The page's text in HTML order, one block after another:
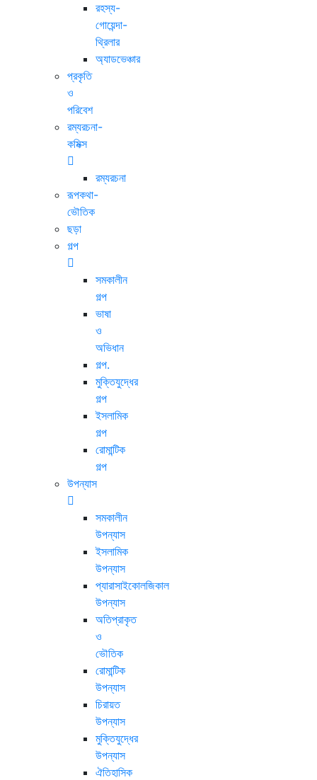
রহস্য-
গোয়েন্দা-
থ্রিলার
অ্যাডভেঞ্চার
প্রকৃতি
ও
পরিবেশ
রম্যরচনা-
কমিক্স
রম্যরচনা
রূপকথা-
ভৌতিক
ছড়া
গল্প
সমকালীন
গল্প
ভাষা
ও
অভিধান
গল্প.
মুক্তিযুদ্ধের
গল্প
ইসলামিক
গল্প
রোমান্টিক
গল্প
উপন্যাস
সমকালীন
উপন্যাস
ইসলামিক
উপন্যাস
প্যারাসাইকোলজিকাল
উপন্যাস
অতিপ্রাকৃত
ও
ভৌতিক
রোমান্টিক
উপন্যাস
চিরায়ত
উপন্যাস
মুক্তিযুদ্ধের
উপন্যাস
ঐতিহাসিক